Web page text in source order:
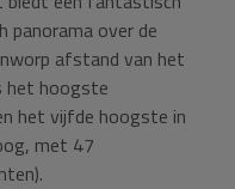
panorama over de
afstand van het
het hoogste
het vijfde hoogste in
met 47